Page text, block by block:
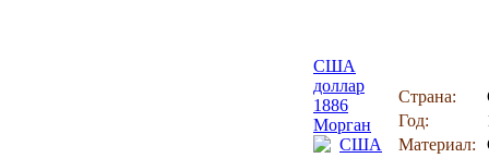
США
доллар
1886
Морган
Страна:
Год:
Материал: